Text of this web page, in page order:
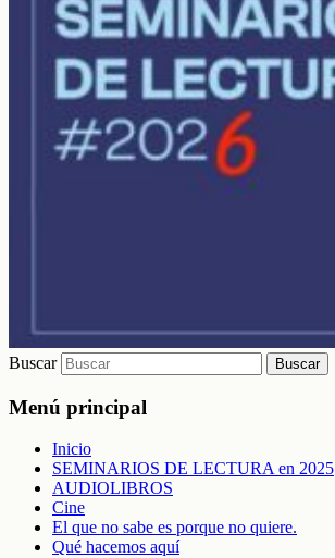
Buscar
Menú principal
Inicio
SEMINARIOS DE LECTURA en 2025
AUDIOLIBROS
Cine
El que no sabe es porque no quiere.
Qué hacemos aquí